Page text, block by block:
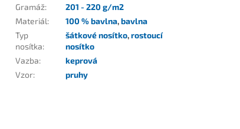
Gramáž:
201 - 220 g/m2
Materiál: 100 % bavlna,bavlna
Typ
nosítka:
šátkové nosítko,rostoucí
nosítko
Vazba:
keprová
Vzor: pruhy